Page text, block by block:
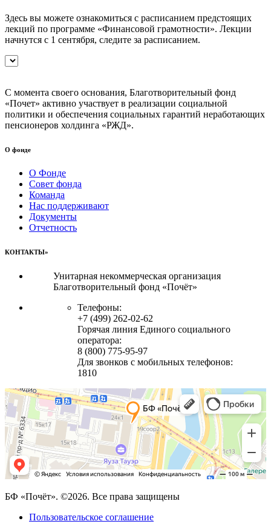
Здесь вы можете ознакомиться с расписанием предстоящих
лекций по программе «Финансовой грамотности». Лекции
начнутся с 1 сентября, следите за расписанием.
С момента своего основания, Благотворительный фонд
«Почет» активно участвует в реализации социальной
политики и обеспечения социальных гарантий неработающих
пенсионеров холдинга «РЖД».
О фонде
О Фонде
Совет фонда
Команда
Нас поддерживают
Документы
Отчетность
КОНТАКТЫ»
Унитарная некоммерческая организация
Благотворительный фонд «Почёт»
Телефоны:
+7 (499) 262-02-62
Горячая линия Единого социального
оператора:
8 (800) 775-95-97
Для звонков с мобильных телефонов:
1810
БФ «Почёт». ©2026. Все права защищены
Пользовательское соглашение